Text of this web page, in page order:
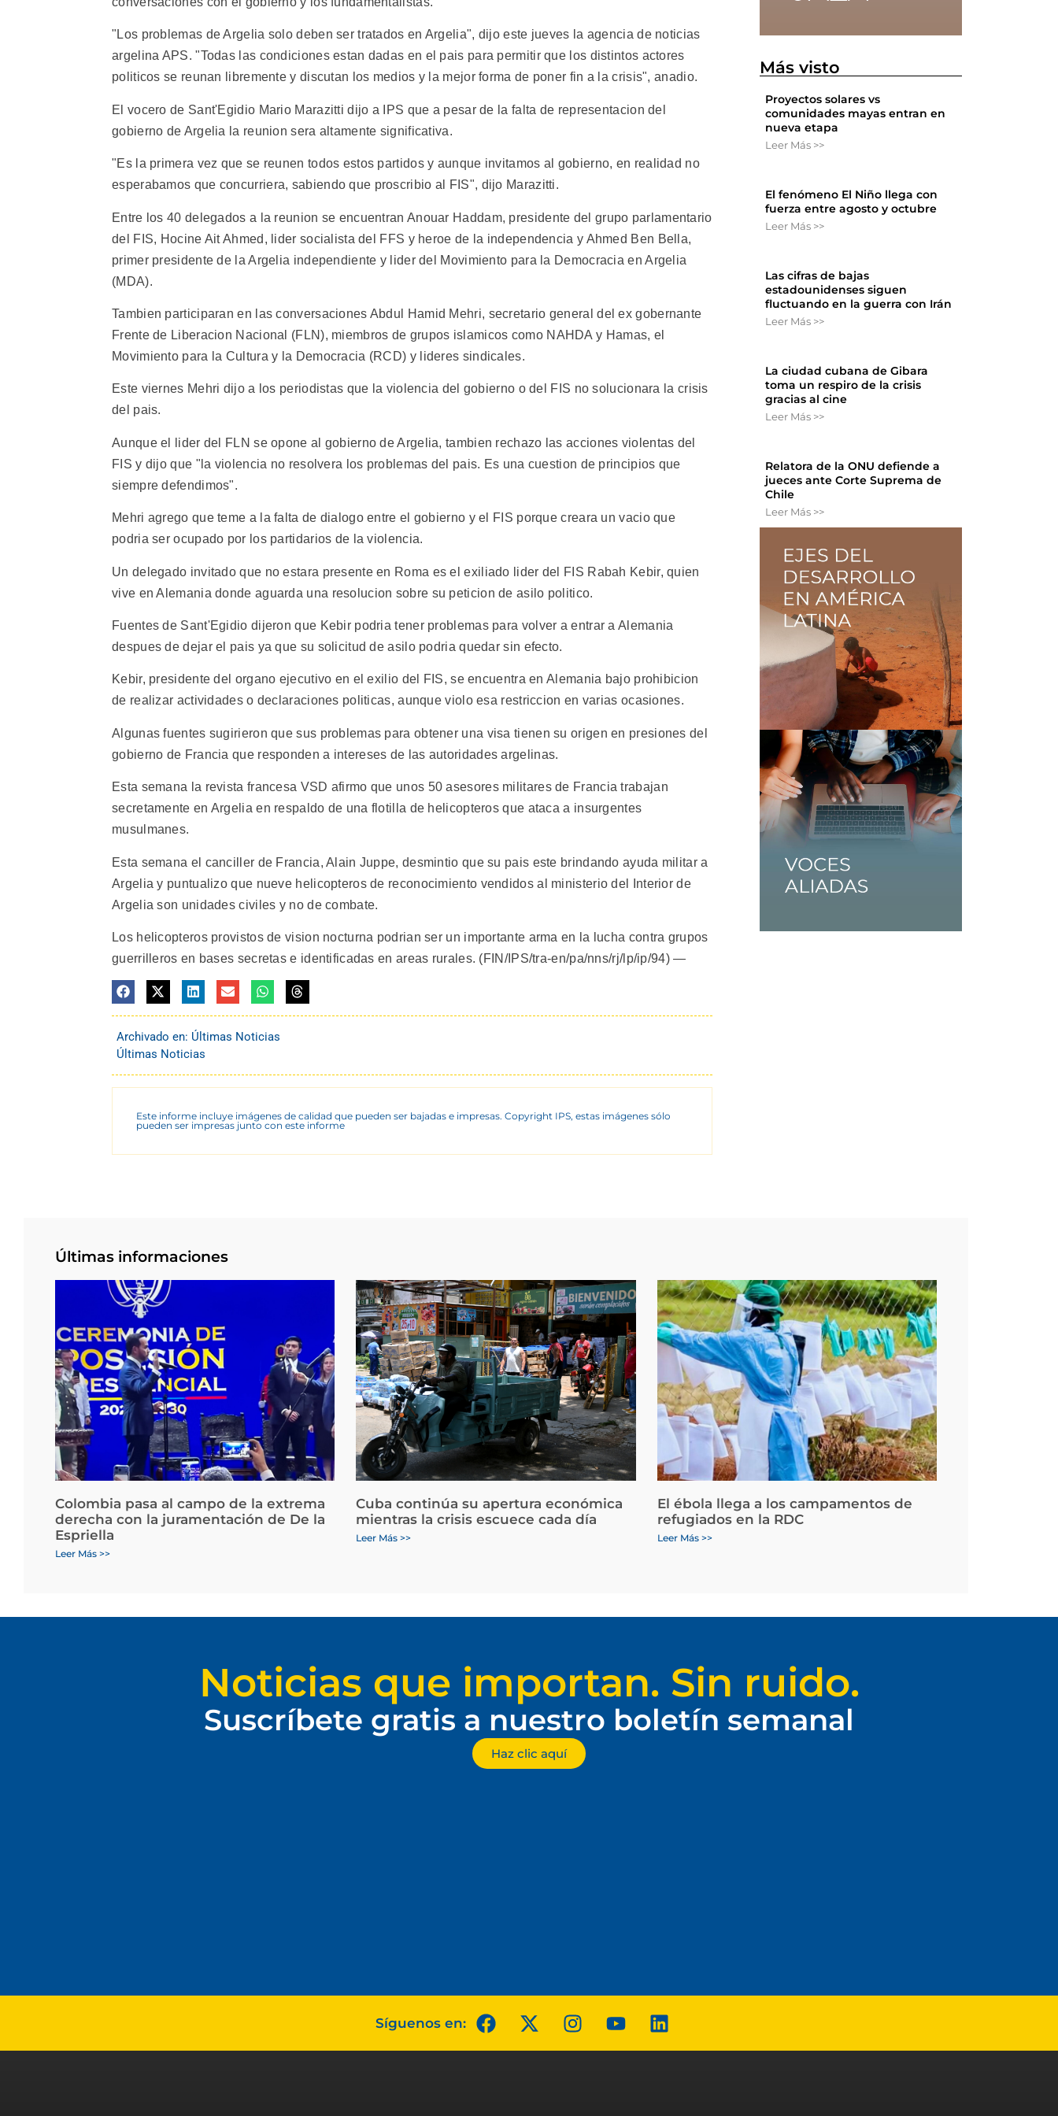
"Los problemas de Argelia solo deben ser tratados en Argelia", dijo este jueves la agencia de noticias
argelina APS. "Todas las condiciones estan dadas en el pais para permitir que los distintos actores
politicos se reunan libremente y discutan los medios y la mejor forma de poner fin a la crisis", anadio.
El vocero de Sant'Egidio Mario Marazitti dijo a IPS que a pesar de la falta de representacion del
gobierno de Argelia la reunion sera altamente significativa.
"Es la primera vez que se reunen todos estos partidos y aunque invitamos al gobierno, en realidad no
esperabamos que concurriera, sabiendo que proscribio al FIS", dijo Marazitti.
Entre los 40 delegados a la reunion se encuentran Anouar Haddam, presidente del grupo parlamentario
del FIS, Hocine Ait Ahmed, lider socialista del FFS y heroe de la independencia y Ahmed Ben Bella,
primer presidente de la Argelia independiente y lider del Movimiento para la Democracia en Argelia
(MDA).
Tambien participaran en las conversaciones Abdul Hamid Mehri, secretario general del ex gobernante
Frente de Liberacion Nacional (FLN), miembros de grupos islamicos como NAHDA y Hamas, el
Movimiento para la Cultura y la Democracia (RCD) y lideres sindicales.
Este viernes Mehri dijo a los periodistas que la violencia del gobierno o del FIS no solucionara la crisis
del pais.
Aunque el lider del FLN se opone al gobierno de Argelia, tambien rechazo las acciones violentas del
FIS y dijo que "la violencia no resolvera los problemas del pais. Es una cuestion de principios que
siempre defendimos".
Mehri agrego que teme a la falta de dialogo entre el gobierno y el FIS porque creara un vacio que
podria ser ocupado por los partidarios de la violencia.
Un delegado invitado que no estara presente en Roma es el exiliado lider del FIS Rabah Kebir, quien
vive en Alemania donde aguarda una resolucion sobre su peticion de asilo politico.
Fuentes de Sant'Egidio dijeron que Kebir podria tener problemas para volver a entrar a Alemania
despues de dejar el pais ya que su solicitud de asilo podria quedar sin efecto.
Kebir, presidente del organo ejecutivo en el exilio del FIS, se encuentra en Alemania bajo prohibicion
de realizar actividades o declaraciones politicas, aunque violo esa restriccion en varias ocasiones.
Algunas fuentes sugirieron que sus problemas para obtener una visa tienen su origen en presiones del
gobierno de Francia que responden a intereses de las autoridades argelinas.
Esta semana la revista francesa VSD afirmo que unos 50 asesores militares de Francia trabajan
secretamente en Argelia en respaldo de una flotilla de helicopteros que ataca a insurgentes
musulmanes.
Esta semana el canciller de Francia, Alain Juppe, desmintio que su pais este brindando ayuda militar a
Argelia y puntualizo que nueve helicopteros de reconocimiento vendidos al ministerio del Interior de
Argelia son unidades civiles y no de combate.
Los helicopteros provistos de vision nocturna podrian ser un importante arma en la lucha contra grupos
guerrilleros en bases secretas e identificadas en areas rurales. (FIN/IPS/tra-en/pa/nns/rj/lp/ip/94) —
Archivado en: Últimas Noticias
Últimas Noticias
Este informe incluye imágenes de calidad que pueden ser bajadas e impresas. Copyright IPS, estas imágenes sólo
pueden ser impresas junto con este informe
Más visto
Proyectos solares vs
comunidades mayas entran en
nueva etapa
Leer Más >>
El fenómeno El Niño llega con
fuerza entre agosto y octubre
Leer Más >>
Las cifras de bajas
estadounidenses siguen
fluctuando en la guerra con Irán
Leer Más >>
La ciudad cubana de Gibara
toma un respiro de la crisis
gracias al cine
Leer Más >>
Relatora de la ONU defiende a
jueces ante Corte Suprema de
Chile
Leer Más >>
Últimas informaciones
Colombia pasa al campo de la extrema
derecha con la juramentación de De la
Espriella
Leer Más >>
Cuba continúa su apertura económica
mientras la crisis escuece cada día
Leer Más >>
El ébola llega a los campamentos de
refugiados en la RDC
Leer Más >>
Noticias que importan. Sin ruido.
Suscríbete gratis a nuestro boletín semanal
Haz clic aquí
Síguenos en: